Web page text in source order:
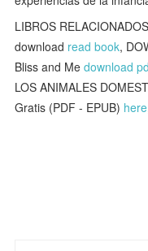
LIBROS
download read book,
Bliss and Medownload
LOS ANIMALES
Gratis (PDF - EPUB) here